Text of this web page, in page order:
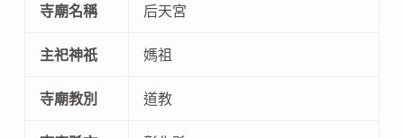
寺廟名稱 后天宮
主祀神祇 媽祖
寺廟教別 道教